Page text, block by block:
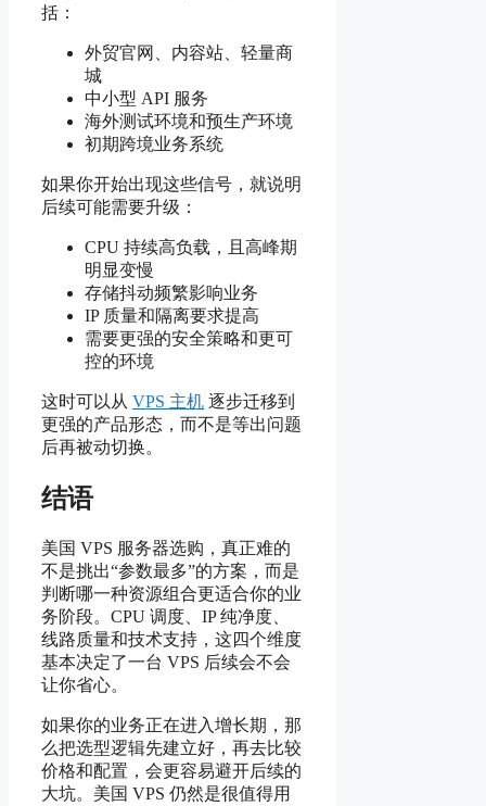
括：
外贸官网、内容站、轻量商
城
中小型 API 服务
海外测试环境和预生产环境
初期跨境业务系统
如果你开始出现这些信号，就说明
后续可能需要升级：
CPU 持续高负载，且高峰期
明显变慢
存储抖动频繁影响业务
IP 质量和隔离要求提高
需要更强的安全策略和更可
控的环境
这时可以从 VPS 主机 逐步迁移到
更强的产品形态，而不是等出问题
后再被动切换。
结语
美国 VPS 服务器选购，真正难的
不是挑出“参数最多”的方案，而是
判断哪一种资源组合更适合你的业
务阶段。CPU 调度、IP 纯净度、
线路质量和技术支持，这四个维度
基本决定了一台 VPS 后续会不会
让你省心。
如果你的业务正在进入增长期，那
么把选型逻辑先建立好，再去比较
价格和配置，会更容易避开后续的
大坑。美国 VPS 仍然是很值得用